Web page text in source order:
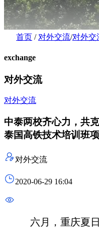
首页 / 对外交流/对外交
exchange
对外交流
对外交流
中泰两校齐心力，共
泰国高铁技术培训班
对外交流
2020-06-29 16:04
六月，重庆夏